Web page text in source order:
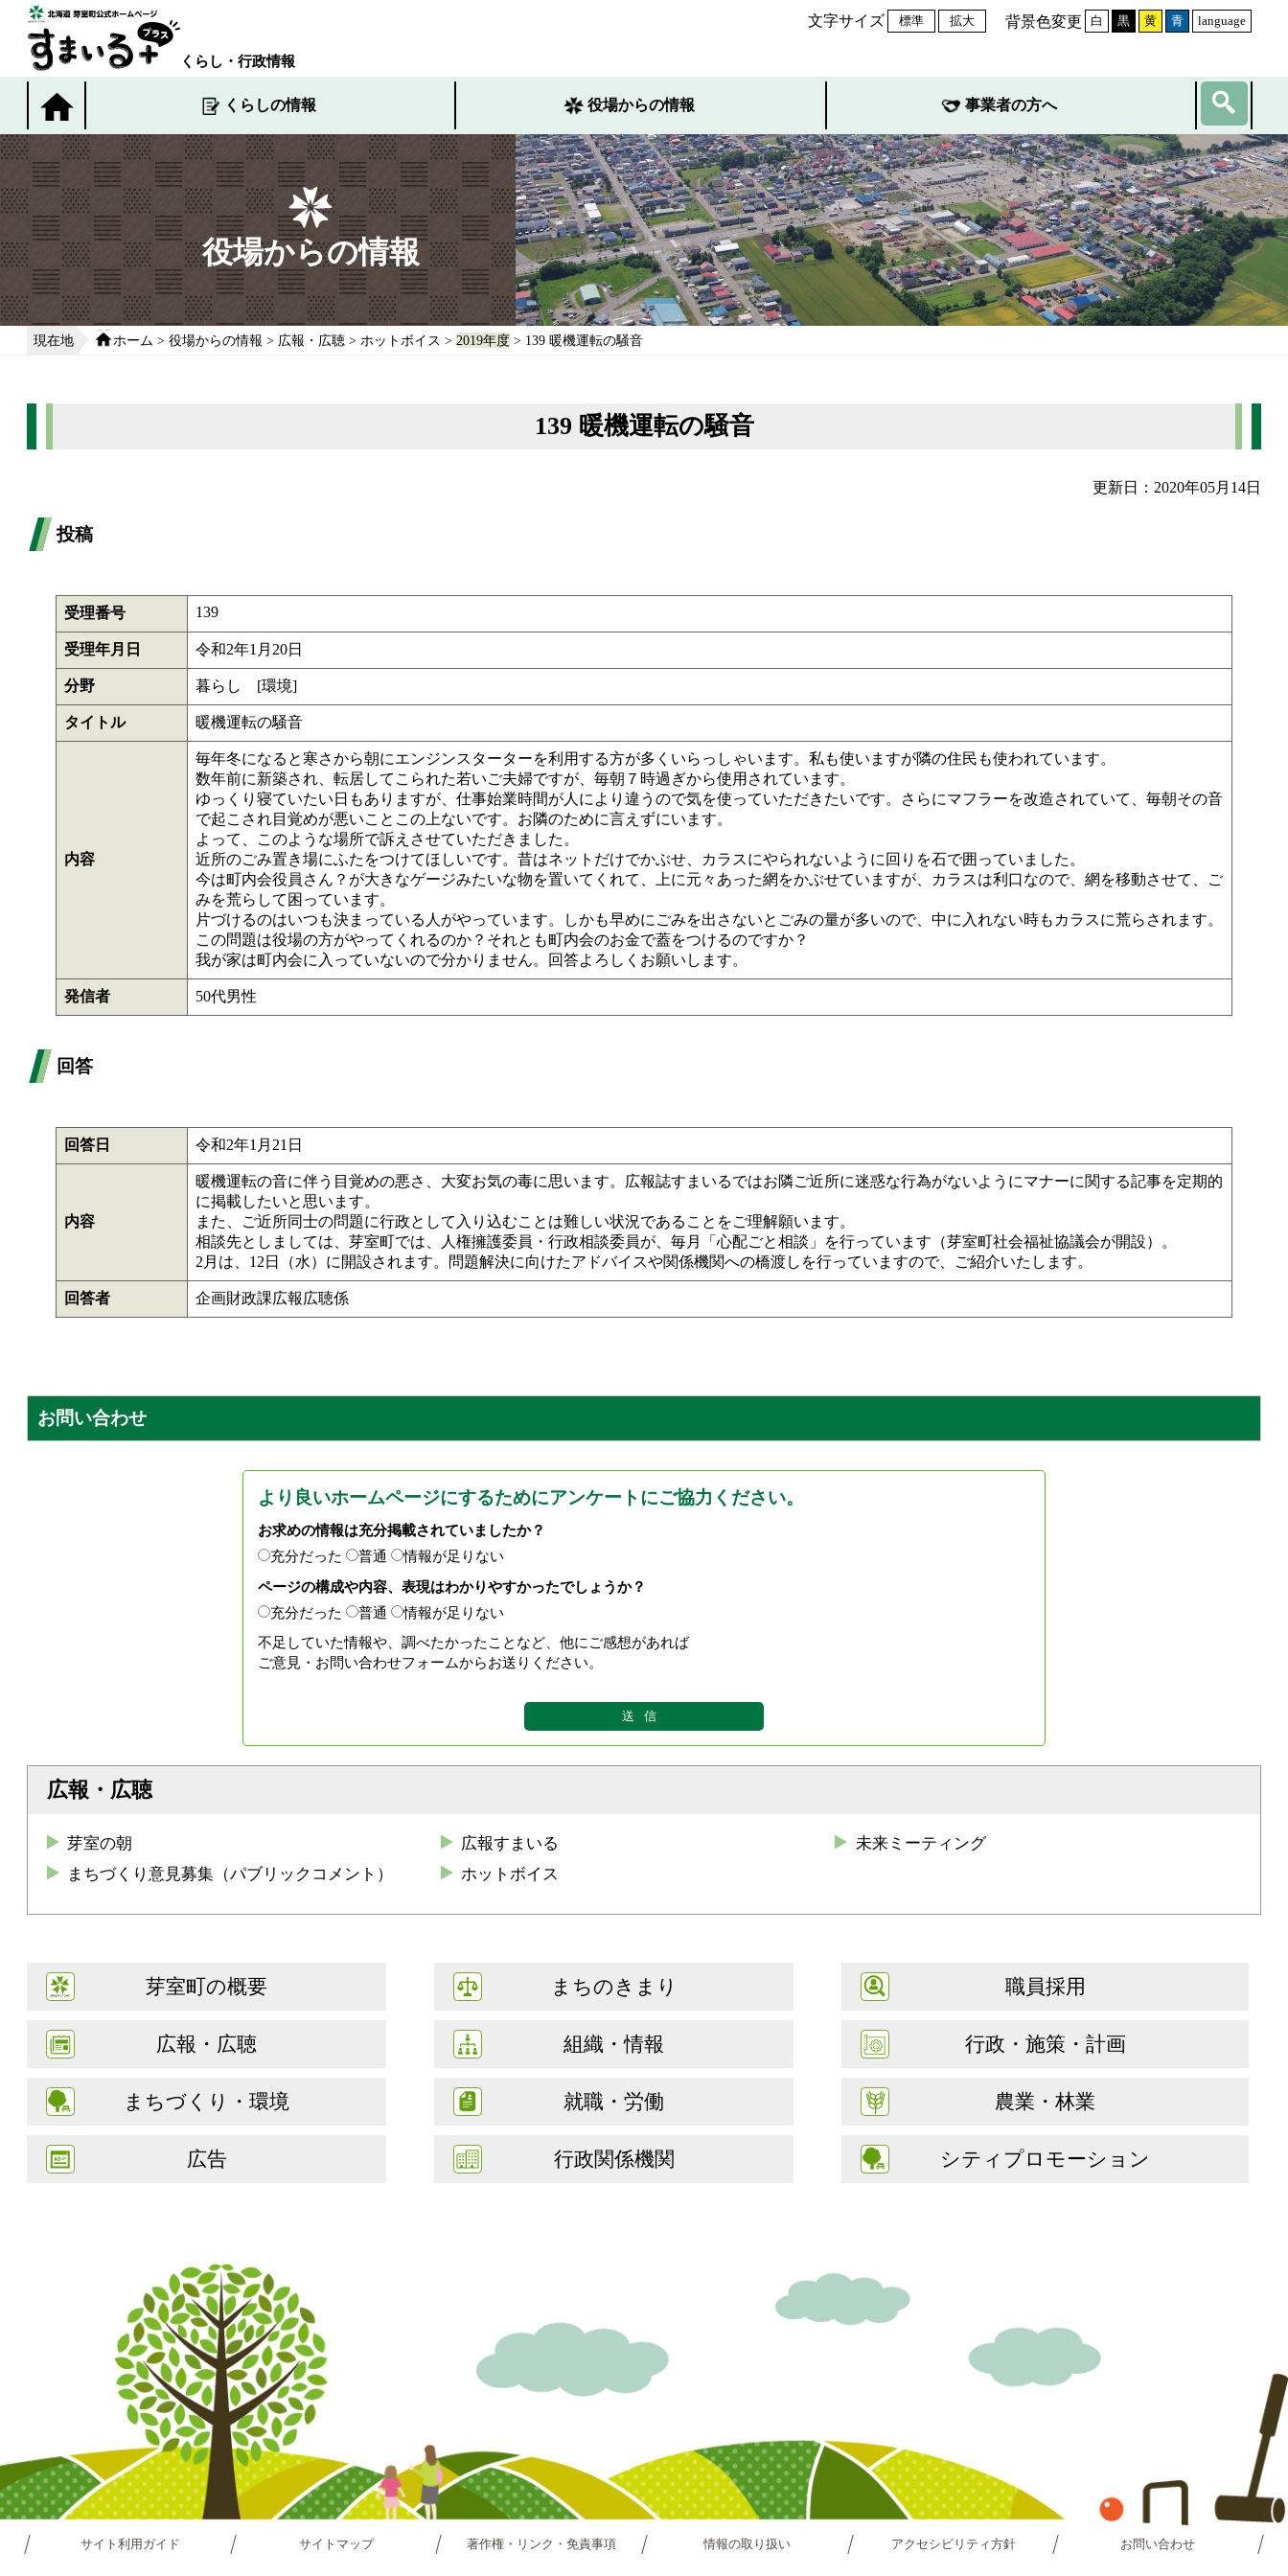
くらし・行政情報
文字サイズ 標準 拡大 背景色変更 白 黒 黄 青 language
くらしの情報 役場からの情報 事業者の方へ
役場からの情報
現在地 ホーム > 役場からの情報 > 広報・広聴 > ホットボイス > 2019年度 > 139 暖機運転の騒音
139 暖機運転の騒音
更新日：2020年05月14日
投稿
受理番号 139
受理年月日 令和2年1月20日
分野 暮らし [環境]
タイトル 暖機運転の騒音
内容
毎年冬になると寒さから朝にエンジンスターターを利用する方が多くいらっしゃいます。私も使いますが隣の住民も使われています。
数年前に新築され、転居してこられた若いご夫婦ですが、毎朝７時過ぎから使用されています。
ゆっくり寝ていたい日もありますが、仕事始業時間が人により違うので気を使っていただきたいです。さらにマフラーを改造されていて、毎朝その音
で起こされ目覚めが悪いことこの上ないです。お隣のために言えずにいます。
よって、このような場所で訴えさせていただきました。
近所のごみ置き場にふたをつけてほしいです。昔はネットだけでかぶせ、カラスにやられないように回りを石で囲っていました。
今は町内会役員さん？が大きなゲージみたいな物を置いてくれて、上に元々あった網をかぶせていますが、カラスは利口なので、網を移動させて、ご
みを荒らして困っています。
片づけるのはいつも決まっている人がやっています。しかも早めにごみを出さないとごみの量が多いので、中に入れない時もカラスに荒らされます。
この問題は役場の方がやってくれるのか？それとも町内会のお金で蓋をつけるのですか？
我が家は町内会に入っていないので分かりません。回答よろしくお願いします。
発信者 50代男性
回答
回答日 令和2年1月21日
内容
暖機運転の音に伴う目覚めの悪さ、大変お気の毒に思います。広報誌すまいるではお隣ご近所に迷惑な行為がないようにマナーに関する記事を定期的
に掲載したいと思います。
また、ご近所同士の問題に行政として入り込むことは難しい状況であることをご理解願います。
相談先としましては、芽室町では、人権擁護委員・行政相談委員が、毎月「心配ごと相談」を行っています（芽室町社会福祉協議会が開設）。
2月は、12日（水）に開設されます。問題解決に向けたアドバイスや関係機関への橋渡しを行っていますので、ご紹介いたします。
回答者 企画財政課広報広聴係
お問い合わせ
より良いホームページにするためにアンケートにご協力ください。
お求めの情報は充分掲載されていましたか？
充分だった
普通
情報が足りない
ページの構成や内容、表現はわかりやすかったでしょうか？
充分だった
普通
情報が足りない
不足していた情報や、調べたかったことなど、他にご感想があれば
ご意見・お問い合わせフォームからお送りください。
広報・広聴
芽室の朝 広報すまいる
未来ミーティング
まちづくり意見募集（パブリックコメント）
ホットボイス
芽室町の概要 まちのきまり 職員採用
広報・広聴 組織・情報 行政・施策・計画
まちづくり・環境 就職・労働 農業・林業
広告 行政関係機関 シティプロモーション
サイト利用ガイド サイトマップ 著作権・リンク・免責事項 情報の取り扱い アクセシビリティ方針 お問い合わせ